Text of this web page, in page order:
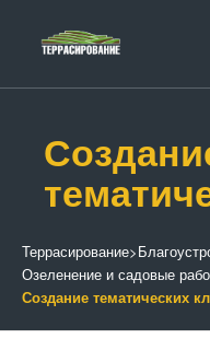
Террасирование>
Озеленение и садовые
Создание тематических